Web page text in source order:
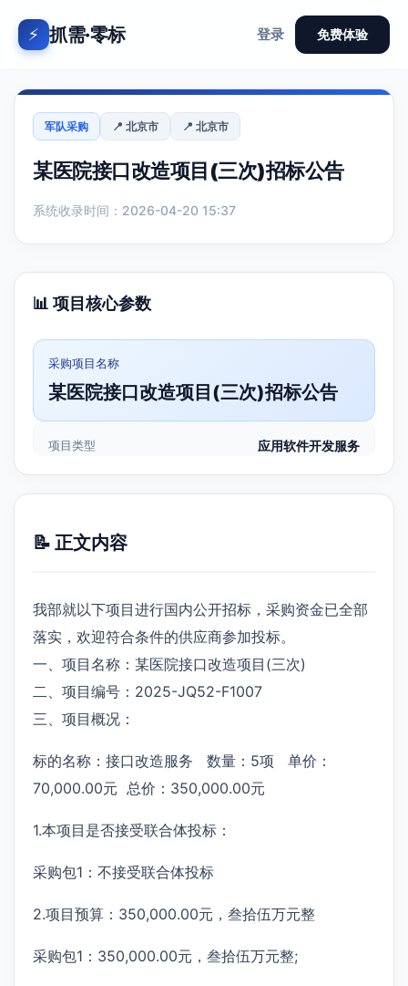
⚡ 抓需·零标 登录 免费体验
军队采购 📍 北京市 📍 北京市
某医院接口改造项目(三次)招标公告
系统收录时间：2026-04-20 15:37
📊 项目核心参数
采购项目名称
某医院接口改造项目(三次)招标公告
项目类型 应用软件开发服务
📝 正文内容
我部就以下项目进行国内公开招标，采购资金已全部
落实，欢迎符合条件的供应商参加投标。
一、项目名称：某医院接口改造项目(三次)
二、项目编号：2025-JQ52-F1007
三、项目概况：
标的名称：接口改造服务 数量：5项 单价：
70,000.00元 总价：350,000.00元
1.本项目是否接受联合体投标：
采购包1：不接受联合体投标
2.项目预算：350,000.00元，叁拾伍万元整
采购包1：350,000.00元，叁拾伍万元整;